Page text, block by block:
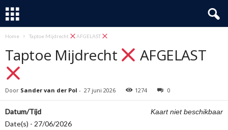
Home Taptoe Mijdrecht AFGELAST
Taptoe Mijdrecht AFGELAST
Door Sander van der Pol - 27 juni 2026 1274 0
Kaart niet beschikbaar
Datum/Tijd
Date(s) - 27/06/2026